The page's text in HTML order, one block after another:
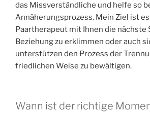
das Missverständliche und helfe so
Annäherungsprozess. Mein Ziel ist es
Paartherapeut mit Ihnen die nächste
Beziehung zu erklimmen oder auch
unterstützen den Prozess der
friedlichen Weise zu bewältigen.
Wann ist der richtige